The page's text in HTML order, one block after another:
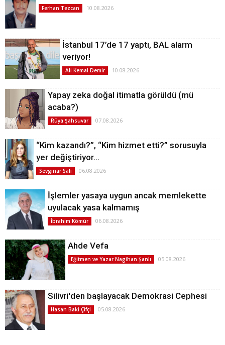
Ferhan Tezcan 10.08.2026
İstanbul 17’de 17 yaptı, BAL alarm
veriyor!
Ali Kemal Demir 10.08.2026
Yapay zeka doğal itimatla görüldü (mü
acaba?)
Rüya Şahsuvar 07.08.2026
“Kim kazandı?”, “Kim hizmet etti?” sorusuyla
yer değiştiriyor…
Sevginar Sali 06.08.2026
İşlemler yasaya uygun ancak memlekette
uyulacak yasa kalmamış
İbrahim Kömür 06.08.2026
Ahde Vefa
Eğitmen ve Yazar Nagihan Şanlı 05.08.2026
Silivri'den başlayacak Demokrasi Cephesi
Hasan Baki Çifçi 05.08.2026